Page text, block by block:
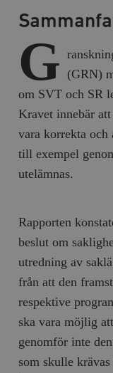
G (GRN)
om SVT och SR
Kravet innebär
vara korrekta och
till exempel
utelämnas.
Rapporten
beslut om
utredning av
från att den
respektive
ska vara möjlig
genomför inte
som skulle